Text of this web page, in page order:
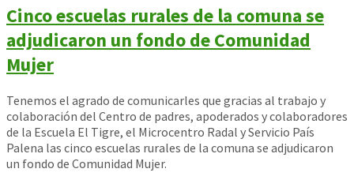
Cinco escuelas rurales de la comuna se
adjudicaron un fondo de Comunidad
Mujer
Tenemos el agrado de comunicarles que gracias al trabajo y
colaboración del Centro de padres, apoderados y colaboradores
de la Escuela El Tigre, el Microcentro Radal y Servicio País
Palena las cinco escuelas rurales de la comuna se adjudicaron
un fondo de Comunidad Mujer.